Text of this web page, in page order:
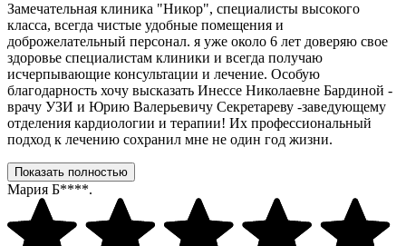
Замечательная клиника "Никор", специалисты высокого
класса, всегда чистые удобные помещения и
доброжелательный персонал. я уже около 6 лет доверяю свое
здоровье специалистам клиники и всегда получаю
исчерпывающие консультации и лечение. Особую
благодарность хочу высказать Инессе Николаевне Бардиной -
врачу УЗИ и Юрию Валерьевичу Секретареву -заведующему
отделения кардиологии и терапии! Их профессиональный
подход к лечению сохранил мне не один год жизни.
Показать полностью
Мария Б****.